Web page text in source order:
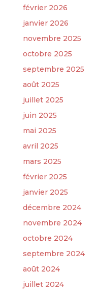
février 2026
janvier 2026
novembre 2025
octobre 2025
septembre 2025
août 2025
juillet 2025
juin 2025
mai 2025
avril 2025
mars 2025
février 2025
janvier 2025
décembre 2024
novembre 2024
octobre 2024
septembre 2024
août 2024
juillet 2024